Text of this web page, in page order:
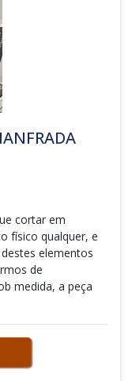
cortar em
físico qualquer, e
elementos
de
medida, a peça